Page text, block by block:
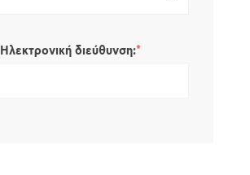
Ηλεκτρονική διεύθυνση:*